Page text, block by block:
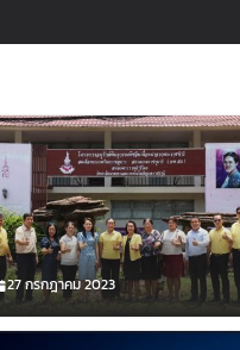
27 กรกฎาคม 2023